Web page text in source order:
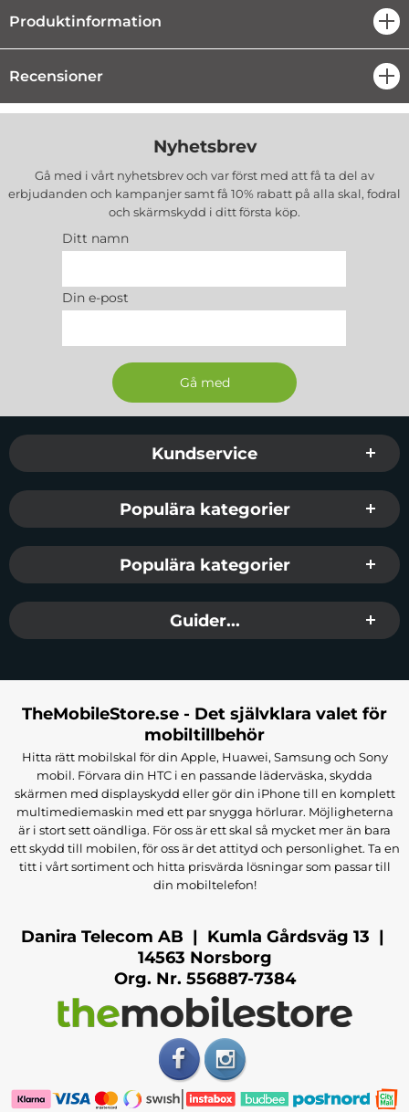
Produktinformation
Recensioner
Nyhetsbrev
Gå med i vårt nyhetsbrev och var först med att få ta del av
erbjudanden och kampanjer samt få 10% rabatt på alla skal, fodral
och skärmskydd i ditt första köp.
Ditt namn
Din e-post
Sidfot Blandad info och länkar
Kundservice
Populära kategorier
Populära kategorier
Guider...
TheMobileStore.se - Det självklara valet för
mobiltillbehör
Hitta rätt mobilskal för din Apple, Huawei, Samsung och Sony
mobil. Förvara din HTC i en passande läderväska, skydda
skärmen med displayskydd eller gör din iPhone till en komplett
multimediemaskin med ett par snygga hörlurar. Möjligheterna
är i stort sett oändliga. För oss är ett skal så mycket mer än bara
ett skydd till mobilen, för oss är det attityd och personlighet. Ta en
titt i vårt sortiment och hitta prisvärda lösningar som passar till
din mobiltelefon!
Danira Telecom AB | Kumla Gårdsväg 13 |
14563 Norsborg
Org. Nr. 556887-7384